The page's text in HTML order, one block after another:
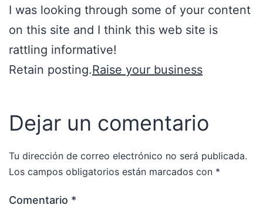
I was looking through some of your content
on this site and I think this web site is
rattling informative!
Retain posting.Raise your business
Dejar un comentario
Tu dirección de correo electrónico no será publicada.
Los campos obligatorios están marcados con *
Comentario *